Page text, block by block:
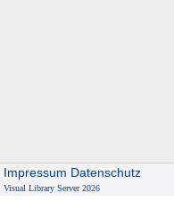
Impressum Datenschutz
Visual Library Server 2026